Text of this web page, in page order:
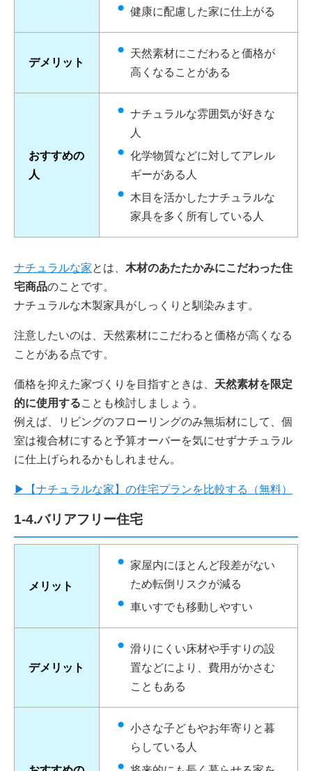
健康に配慮した家に仕上がる
デメリット
天然素材にこだわると価格が
高くなることがある
おすすめの
人
ナチュラルな雰囲気が好きな
人
化学物質などに対してアレル
ギーがある人
木目を活かしたナチュラルな
家具を多く所有している人
ナチュラルな家とは、 木材のあたたかみにこだわった住
宅商品のことです。
ナチュラルな木製家具がしっくりと馴染みます。
注意したいのは、天然素材にこだわると価格が高くなる
ことがある点です。
価格を抑えた家づくりを目指すときは、 天然素材を限定
的に使用することも検討しましょう。
例えば、リビングのフローリングのみ無垢材にして、個
室は複合材にすると予算オーバーを気にせずナチュラル
に仕上げられるかもしれません。
▶【ナチュラルな家】の住宅プランを比較する（無料）
1-4.バリアフリー住宅
メリット
家屋内にほとんど段差がない
ため転倒リスクが減る
車いすでも移動しやすい
デメリット
滑りにくい床材や手すりの設
置などにより、費用がかさむ
こともある
小さな子どもやお年寄りと暮
らしている人